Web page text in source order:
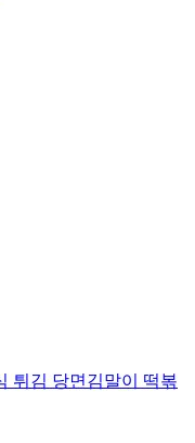
튀김 당면김말이 떡볶